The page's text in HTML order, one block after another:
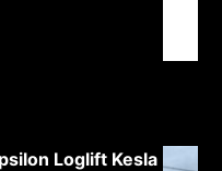
Loglift Kesla